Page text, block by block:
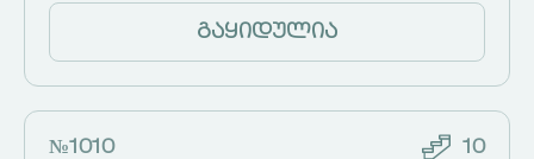
გაყიდულია
№1010 10